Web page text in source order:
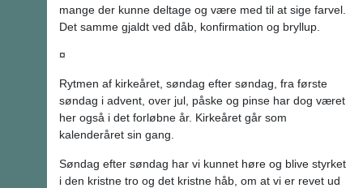
mange der kunne deltage og være med til at sige farvel.
Det samme gjaldt ved dåb, konfirmation og bryllup.
¤
Rytmen af kirkeåret, søndag efter søndag, fra første
søndag i advent, over jul, påske og pinse har dog været
her også i det forløbne år. Kirkeåret går som
kalenderåret sin gang.
Søndag efter søndag har vi kunnet høre og blive styrket
i den kristne tro og det kristne håb, om at vi er revet ud